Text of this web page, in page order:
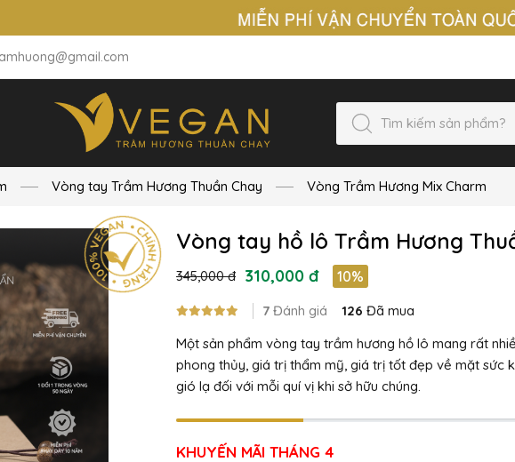
Vòng tay Trầm Hương Thuần Chay Vòng Trầm Hương Mix Charm
Vòng tay hồ lô Trầm Hương
345,000 đ 310,000 đ 10%
7 Đánh giá 126 Đã mua
Một sản phẩm vòng tay trầm hương hồ lô mang rất
phong thủy, giá trị thẩm mỹ, giá trị tốt đẹp về mặt sức
gió lạ đối với mỗi quí vị khi sở hữu chúng.
KHUYẾN MÃI THÁNG 4